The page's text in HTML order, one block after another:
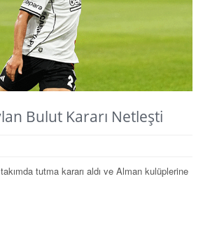
Bulut Kararı Netleşti
tutma kararı aldı ve Alman kulüplerine